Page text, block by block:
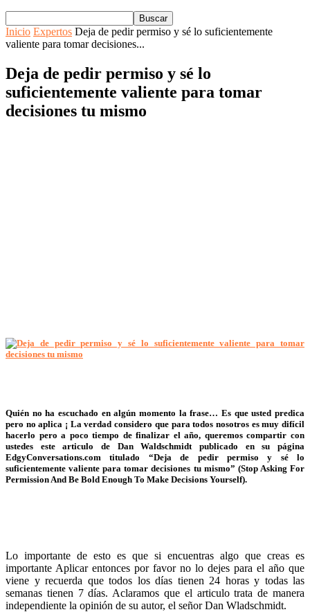
Inicio Expertos Deja de pedir permiso y sé lo suficientemente
valiente para tomar decisiones...
Deja de pedir permiso y sé lo
suficientemente valiente para tomar
decisiones tu mismo
Quién no ha escuchado en algún momento la frase… Es que usted predica
pero no aplica ¡ La verdad considero que para todos nosotros es muy difícil
hacerlo pero a poco tiempo de finalizar el año, queremos compartir con
ustedes este articulo de Dan Waldschmidt publicado en su página
EdgyConversations.com titulado “Deja de pedir permiso y sé lo
suficientemente valiente para tomar decisiones tu mismo” (Stop Asking For
Permission And Be Bold Enough To Make Decisions Yourself).
Lo importante de esto es que si encuentras algo que creas es
importante Aplicar entonces por favor no lo dejes para el año que
viene y recuerda que todos los días tienen 24 horas y todas las
semanas tienen 7 días. Aclaramos que el articulo trata de manera
independiente la opinión de su autor, el señor Dan Wladschmidt.